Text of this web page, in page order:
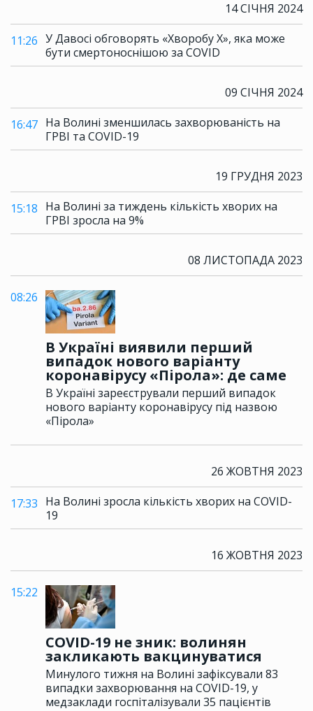
14 СІЧНЯ 2024
11:26 У Давосі обговорять «Хворобу Х», яка може
бути смертоноснішою за COVID
09 СІЧНЯ 2024
16:47 На Волині зменшилась захворюваність на
ГРВІ та COVID-19
19 ГРУДНЯ 2023
15:18 На Волині за тиждень кількість хворих на
ГРВІ зросла на 9%
08 ЛИСТОПАДА 2023
08:26
В Україні виявили перший
випадок нового варіанту
коронавірусу «Пірола»: де саме
В Україні зареєстрували перший випадок
нового варіанту коронавірусу під назвою
«Пірола»
26 ЖОВТНЯ 2023
17:33 На Волині зросла кількість хворих на COVID-
19
16 ЖОВТНЯ 2023
15:22
COVID-19 не зник: волинян
закликають вакцинуватися
Минулого тижня на Волині зафіксували 83
випадки захворювання на COVID-19, у
медзаклади госпіталізували 35 пацієнтів